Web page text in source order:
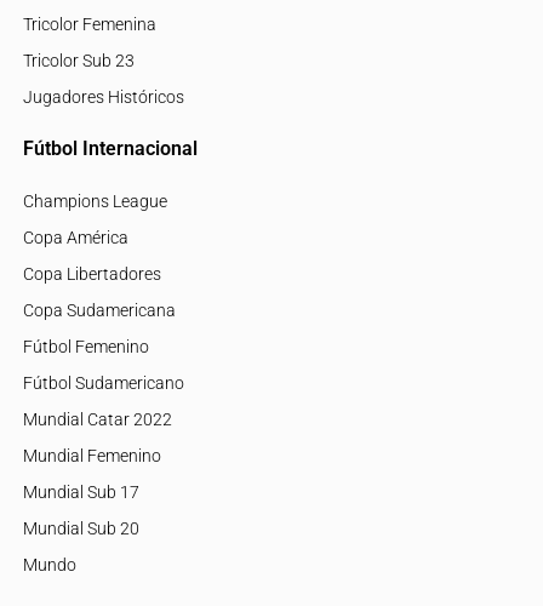
Tricolor Femenina
Tricolor Sub 23
Jugadores Históricos
Fútbol Internacional
Champions League
Copa América
Copa Libertadores
Copa Sudamericana
Fútbol Femenino
Fútbol Sudamericano
Mundial Catar 2022
Mundial Femenino
Mundial Sub 17
Mundial Sub 20
Mundo